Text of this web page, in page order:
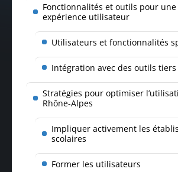
Fonctionnalités et outils pour
expérience utilisateur
Utilisateurs et fonctionnalités
Intégration avec des outils tiers
Stratégies pour optimiser
Rhône-Alpes
Impliquer activement les
scolaires
Former les utilisateurs